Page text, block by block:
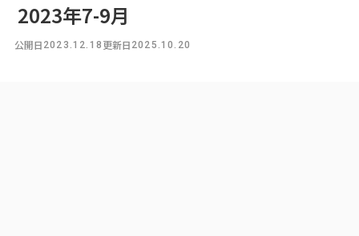
2023年7-9月
公開日 2023.12.18 更新日 2025.10.20